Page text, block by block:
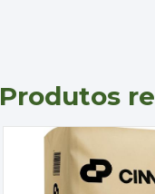
Produtos